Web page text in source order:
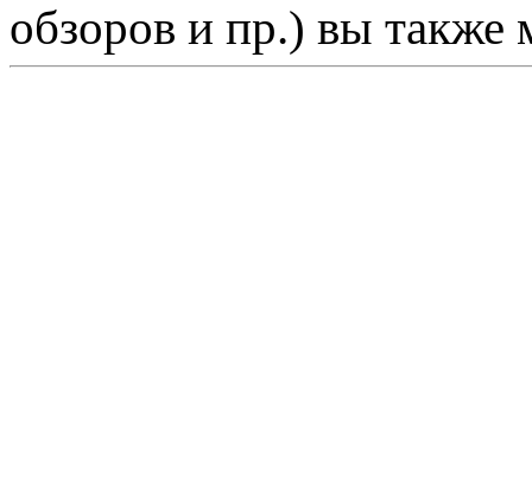
обзоров и пр.) вы также